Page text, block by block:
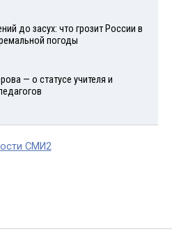
до засух: что грозит России в
погоды
— о статусе учителя и
СМИ2